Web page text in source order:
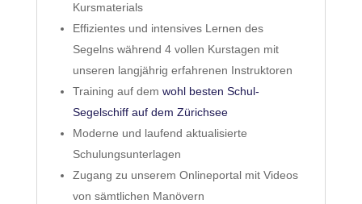
Kursmaterials
Effizientes und intensives Lernen des
Segelns während 4 vollen Kurstagen mit
unseren langjährig erfahrenen Instruktoren
Training auf dem wohl besten Schul-
Segelschiff auf dem Zürichsee
Moderne und laufend aktualisierte
Schulungsunterlagen
Zugang zu unserem Onlineportal mit Videos
von sämtlichen Manövern